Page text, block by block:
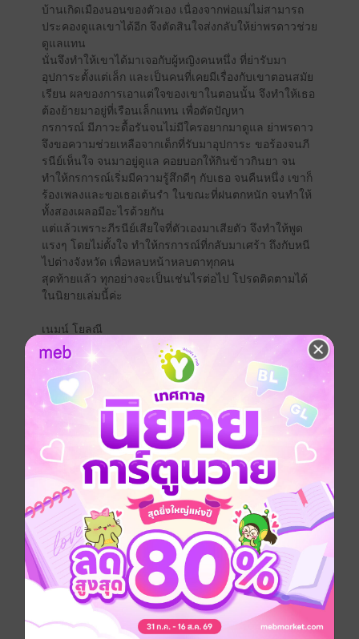
บ้านเกิดเมืองนอนของตัวเอง เนื่องจากพ่อแม่ไม่สามารถ
ประคองดูแลเขาได้อีก จึงตัดสินใจส่งกลับให้ย่าพรดาวช่วย
ดูแลแทน
นั่นจึงทำให้เขาได้มาเจอกับผู้หญิงคนหนึ่ง ที่ย่ารับมา
อุปการะตั้งแต่เล็ก และเป็นคนที่เคยมีเรื่องกับเขาตอนสมัย
เรียน ผลของการเอาแต่ใจของเขาในตอนนั้น จึงทำให้เธอ
ต้องย้ายมาอยู่ที่เรือนเล็กแทน เพื่อตัดปัญหา
กรการณ์ มีภาวะดื้อรันจนไม่มีใครอยากมาดูแล ย่าพรดาว
จึงขอความช่วยเหลือจากเด็กที่รับมาอุปการะ ขอร้องจนภี
รนีย์เห็นใจ จนมาอยู่ดูแล คอยบอกให้กินข้าวกินยา จน
ทำให้กรการณ์เริ่มมีความรู้สึกดีๆ กับเธอ จนคืนหนึ่ง เขาก็
ร้องเพลงและขอเธอเต้นรำ ในขณะที่ฝนตกหนัก จนทำให้
ทั้งสองเผลอมีอะไรด้วยกัน
แต่แล้วเพราะภีรนีย์เสียใจที่ตัวเองมาเสียตัว จึงทำให้พูด
แรงๆ โดยไม่ตั้งใจ ทำให้กรการณ์ที่กลับมาเศร้า ถึงกับหนี
ไปต่างจังหวัด เพื่อหลบหน้าหลบตาทุกคน
สุดท้ายแล้ว ทุกอย่างจะเป็นเช่นไรต่อไป โปรดติดตามได้
ในนิยายเล่มนี้ค่ะ
เนมน์ โยลณี
25/2/67
"คุณกรณ์..."
"ผมทราบดี ว่าคุณแค่ไม่อยากให้ผมฆ่าตัวตาย แต่เพราะผม
มันไร้ค่าเกินไป ที่ดันรู้สึกดีกับคำโป้ปดของเธอ"
หญิงสาวคอแห้ง รู้สึกผิดจนต้องมานั่งใกล้ จับมือมาบีบ เพื่อ
ให้กำลังใจคนอ่อนแอคนนี้
"ฉันไม่อยากให้คุณตายจริงๆ ค่ะ คุณยังอายุน้อย ยังมี
โอกาสทำอะไรอีกมาก แต่ฉันไม่ได้เกลียดอะไรคุณหรอก
นะคะ เรื่องในอดีตที่เราผิดใจกัน เรามาลืมๆ กันเถอะ"
มันคือประโยคที่มาจากในใจจริงๆ กรณ์ก็สัมผัสได้ จึงยอม
พยักหน้า และขอร้องอะไรบางอย่างกับแพท
"ภีรนีย์ หากผมจะจ้างให้เธอมาเป็นคนรักของผม เธอจะ
ตกลงไหม ?"
"เอ่อ เพื่ออะไรละคะ ?"
"ผมเลิกกับรีน่า ก็เพราะความเอาแต่ใจของผม ผมอยาก
แก้ไขมันอีกครั้ง เพื่อที่จะลบล้างความเจ็บปวดให้หมดไป